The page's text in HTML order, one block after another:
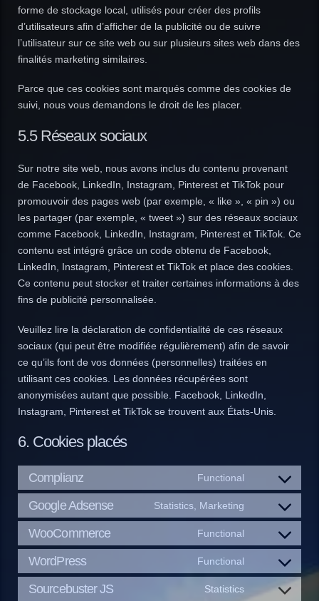
forme de stockage local, utilisés pour créer des profils
d’utilisateurs afin d’afficher de la publicité ou de suivre
l’utilisateur sur ce site web ou sur plusieurs sites web dans des
finalités marketing similaires.
Parce que ces cookies sont marqués comme des cookies de
suivi, nous vous demandons le droit de les placer.
5.5 Réseaux sociaux
Sur notre site web, nous avons inclus du contenu provenant
de Facebook, LinkedIn, Instagram, Pinterest et TikTok pour
promouvoir des pages web (par exemple, « like », « pin ») ou
les partager (par exemple, « tweet ») sur des réseaux sociaux
comme Facebook, LinkedIn, Instagram, Pinterest et TikTok. Ce
contenu est intégré grâce un code obtenu de Facebook,
LinkedIn, Instagram, Pinterest et TikTok et place des cookies.
Ce contenu peut stocker et traiter certaines informations à des
fins de publicité personnalisée.
Veuillez lire la déclaration de confidentialité de ces réseaux
sociaux (qui peut être modifiée régulièrement) afin de savoir
ce qu’ils font de vos données (personnelles) traitées en
utilisant ces cookies. Les données récupérées sont
anonymisées autant que possible. Facebook, LinkedIn,
Instagram, Pinterest et TikTok se trouvent aux États-Unis.
6. Cookies placés
Complianz Functional
Consent
service
complianz
Google Adsense Statistics, Marketing
Consent
service
google-
adsense
WooCommerce Functional
Consent
service
WordPress Functional
Consent
Sourcebuster JS Statistics
Consent